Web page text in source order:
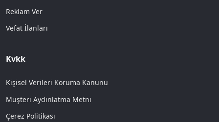
Reklam Ver
Vefat İlanları
Kvkk
Kişisel Verileri Koruma Kanunu
Müşteri Aydınlatma Metni
Çerez Politikası